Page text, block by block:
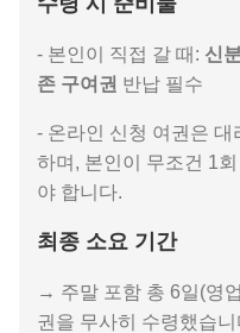
- 본인이 직접 갈 때: 신
존 구여권 반납 필수
- 온라인 신청 여권은
하며, 본인이 무조건 1
야 합니다.
최종 소요 기간
→ 주말 포함 총 6일(영
권을 무사히 수령했습